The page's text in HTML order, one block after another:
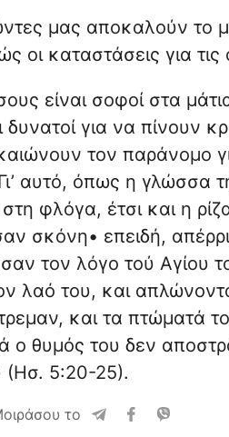
μας αποκαλούν το
οι καταστάσεις για
είναι σοφοί στα
δυνατοί για να πίνουν
τον παράνομο
αυτό, όπως η γλώσσα
στη φλόγα, έτσι και η
σκόνη• επειδή,
τον λόγο τού Αγίου
λαό του, και
και τα πτώματά
ο θυμός του δεν
(Ησ. 5:20-25).
το